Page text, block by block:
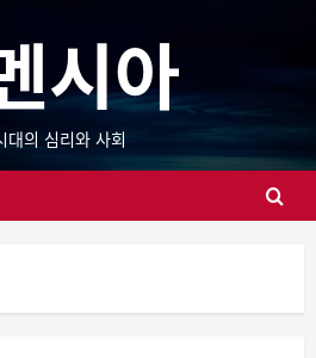
시아
대의 심리와 사회